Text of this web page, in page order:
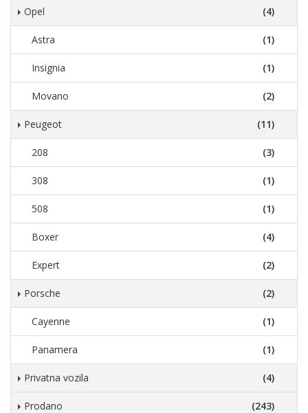
Opel (4)
Astra (1)
Insignia (1)
Movano (2)
Peugeot (11)
208 (3)
308 (1)
508 (1)
Boxer (4)
Expert (2)
Porsche (2)
Cayenne (1)
Panamera (1)
Privatna vozila (4)
Prodano (243)